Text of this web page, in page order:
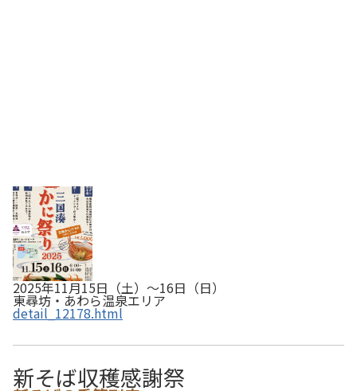
2025年11月15日（土）～16日（日）
東尋坊・あわら温泉エリア
detail_12178.html
新そば収穫感謝祭